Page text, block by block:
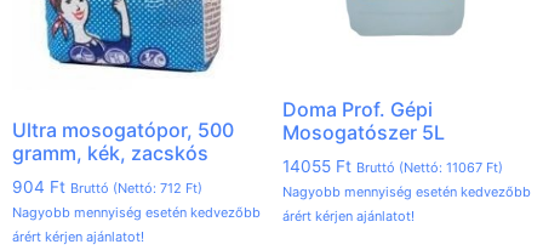
Ultra mosogatópor, 500
gramm, kék, zacskós
904 Ft Bruttó (Nettó: 712 Ft)
Nagyobb mennyiség esetén kedvezőbb
árért kérjen ajánlatot!
Doma Prof. Gépi
Mosogatószer 5L
14055 Ft Bruttó (Nettó: 11067 Ft)
Nagyobb mennyiség esetén kedvezőbb
árért kérjen ajánlatot!